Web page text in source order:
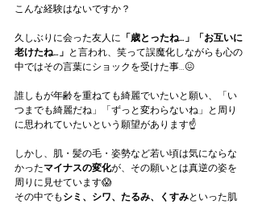
こんな経験はないですか？
久しぶりに会った友人に 「歳とったね…」「お互いに
老けたね…」 と言われ、笑って誤魔化しながらも心の
中ではその言葉にショックを受けた事…😖
誰しもが年齢を重ねても綺麗でいたいと願い、「い
つまでも綺麗だね」「ずっと変わらないね」と周り
に思われていたいという願望があります☝️
しかし、肌・髪の毛・姿勢など若い頃は気にならな
かったマイナスの変化が、その願いとは真逆の姿を
周りに見せています😱
その中でも シミ、シワ、たるみ、くすみといった肌